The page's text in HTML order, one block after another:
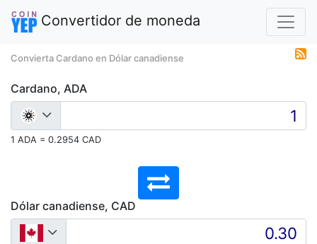
Convertidor de moneda
Convierta Cardano en Dólar canadiense
Cardano, ADA
1 ADA = 0.2954 CAD
Dólar canadiense, CAD